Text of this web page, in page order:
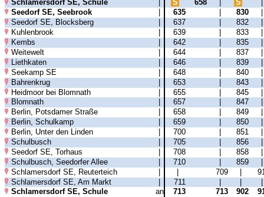
Schlamersdorf SE, Schule
S 658 S
Seedorf SE, Seebrook
635 830
Seedorf SE, Blocksberg
637 832
Kuhlenbrook
639 833
Kembs
642 835
Weitewelt
644 837
Liethkaten
646 839
Seekamp SE
| 648 | 840
Bahrenkrug
| 653 | 843
Heidmoor bei Blomnath
| 655 | 845
Blomnath
657 847
Berlin, Potsdamer Straße
658 849
Berlin, Schulkamp
659 850
Berlin, Unter den Linden
700 851
Schulbusch
705 856
Seedorf SE, Torhaus
708 858
Schulbusch, Seedorfer Allee
| 710 | 859
Schlamersdorf SE, Reuterteich
| | 709 |
Schlamersdorf SE, Am Markt
| 711 | |
Schlamersdorf SE, Schule
an 713 713 902